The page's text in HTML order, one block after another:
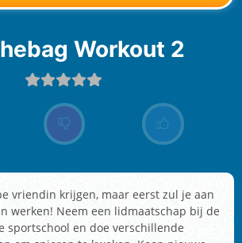
Workout 2
vriendin krijgen, maar eerst zul je aan
werken! Neem een lidmaatschap bij de
sportschool en doe verschillende